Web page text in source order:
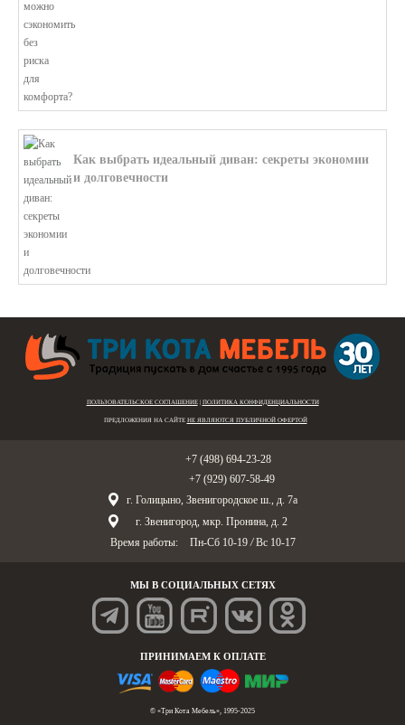
Как выбрать идеальный диван: секреты экономии
и долговечности
ПОЛЬЗОВАТЕЛЬСКОЕ СОГЛАШЕНИЕ| ПОЛИТИКА КОНФИДЕНЦИАЛЬНОСТИ
ПРЕДЛОЖЕНИЯ НА САЙТЕ НЕ ЯВЛЯЮТСЯ ПУБЛИЧНОЙ ОФЕРТОЙ
+7 (498) 694-23-28
+7 (929) 607-58-49
г. Голицыно, Звенигородское ш., д. 7а
г. Звенигород, мкр. Пронина, д. 2
Время работы:
Пн-Сб 10-19 / Вс 10-17
МЫ В СОЦИАЛЬНЫХ СЕТЯХ
ПРИНИМАЕМ К ОПЛАТЕ
© «Три Кота Мебель», 1995-2025